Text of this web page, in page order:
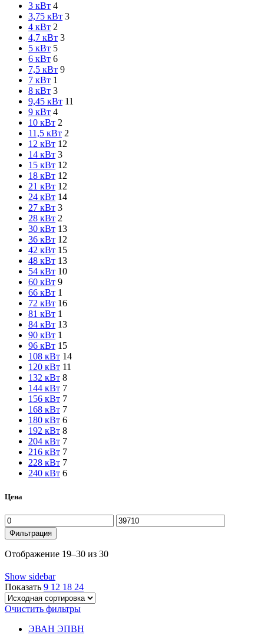
3 кВт 4
3,75 кВт 3
4 кВт 2
4,7 кВт 3
5 кВт 5
6 кВт 6
7,5 кВт 9
7 кВт 1
8 кВт 3
9,45 кВт 11
9 кВт 4
10 кВт 2
11,5 кВт 2
12 кВт 12
14 кВт 3
15 кВт 12
18 кВт 12
21 кВт 12
24 кВт 14
27 кВт 3
28 кВт 2
30 кВт 13
36 кВт 12
42 кВт 15
48 кВт 13
54 кВт 10
60 кВт 9
66 кВт 1
72 кВт 16
81 кВт 1
84 кВт 13
90 кВт 1
96 кВт 15
108 кВт 14
120 кВт 11
132 кВт 8
144 кВт 7
156 кВт 7
168 кВт 7
180 кВт 6
192 кВт 8
204 кВт 7
216 кВт 7
228 кВт 7
240 кВт 6
Цена
Минимальная
цена
Максимальная
цена
Фильтрация
Отображение 19–30 из 30
Show sidebar
Показать 9 12 18 24
Очистить фильтры
ЭВАН ЭПВН